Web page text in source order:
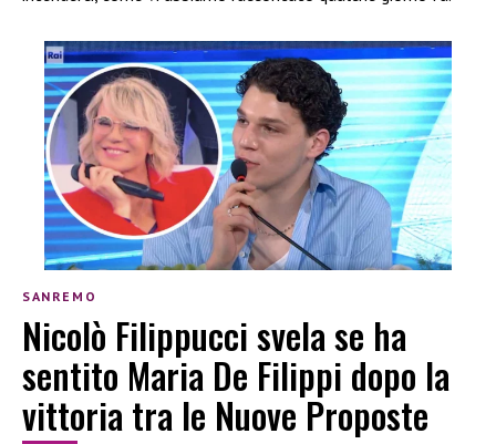
SANREMO
Nicolò Filippucci svela se ha
sentito Maria De Filippi dopo la
vittoria tra le Nuove Proposte